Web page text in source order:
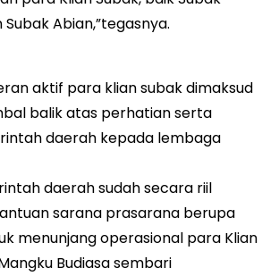
Abian,”tegasnya.
aktif para klian subak dimaksud
balik atas perhatian serta
daerah kepada lembaga
daerah sudah secara riil
sarana prasarana berupa
menunjang operasional para Klian
Budiasa sembari